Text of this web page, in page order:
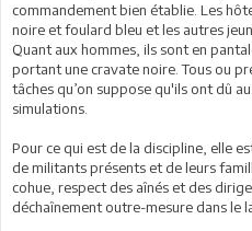
commandement bien établie. Les
noire et foulard bleu et les autres
Quant aux hommes, ils sont en
portant une cravate noire. Tous ou
tâches qu’on suppose qu'ils ont dû
simulations.
Pour ce qui est de la discipline, elle
de militants présents et de leurs
cohue, respect des aînés et des
déchaînement outre-mesure dans le